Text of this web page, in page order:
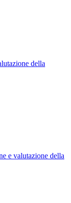
della
e valutazione della